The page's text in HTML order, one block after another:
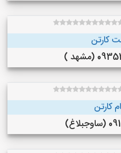
کارتن
(مشهد )
کارتن